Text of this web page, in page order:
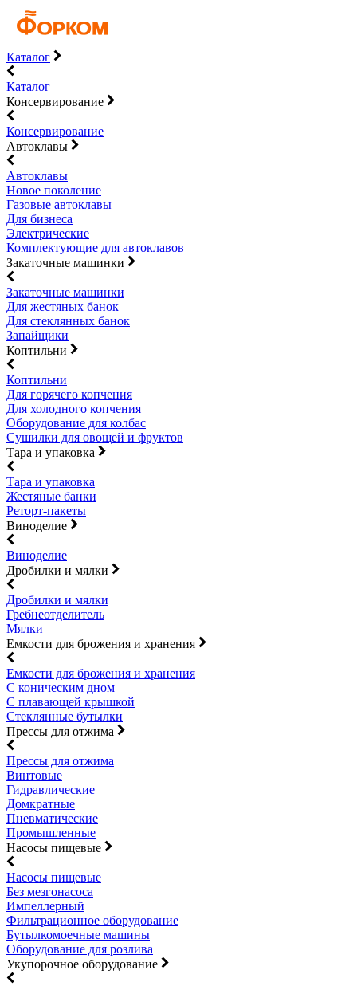
Каталог
Каталог
Консервирование
Консервирование
Автоклавы
Автоклавы
Новое поколение
Газовые автоклавы
Для бизнеса
Электрические
Комплектующие для автоклавов
Закаточные машинки
Закаточные машинки
Для жестяных банок
Для стеклянных банок
Запайщики
Коптильни
Коптильни
Для горячего копчения
Для холодного копчения
Оборудование для колбас
Сушилки для овощей и фруктов
Тара и упаковка
Тара и упаковка
Жестяные банки
Реторт-пакеты
Виноделие
Виноделие
Дробилки и мялки
Дробилки и мялки
Гребнеотделитель
Мялки
Емкости для брожения и хранения
Емкости для брожения и хранения
С коническим дном
С плавающей крышкой
Стеклянные бутылки
Прессы для отжима
Прессы для отжима
Винтовые
Гидравлические
Домкратные
Пневматические
Промышленные
Насосы пищевые
Насосы пищевые
Без мезгонасоса
Импеллерный
Фильтрационное оборудование
Бутылкомоечные машины
Оборудование для розлива
Укупорочное оборудование